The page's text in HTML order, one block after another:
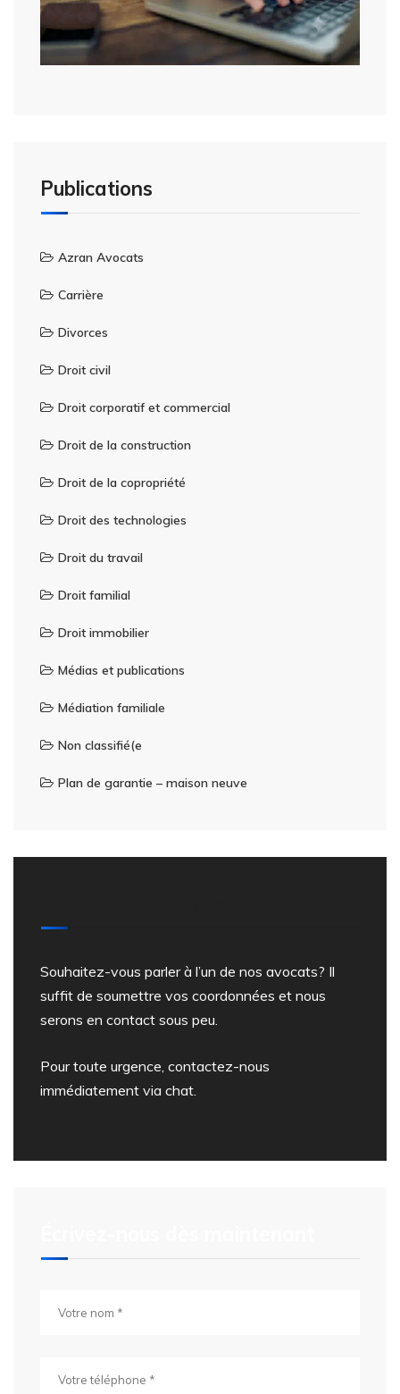
Publications
Azran Avocats
Carrière
Divorces
Droit civil
Droit corporatif et commercial
Droit de la construction
Droit de la copropriété
Droit des technologies
Droit du travail
Droit familial
Droit immobilier
Médias et publications
Médiation familiale
Non classifié(e
Plan de garantie – maison neuve
Souhaitez-vous parler à l’un de nos avocats? Il
suffit de soumettre vos coordonnées et nous
serons en contact sous peu.
Pour toute urgence, contactez-nous
immédiatement via chat.